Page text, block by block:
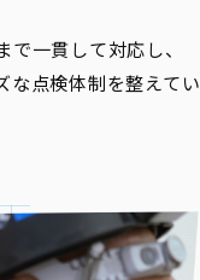
一貫して対応し、
な点検体制を整えてい